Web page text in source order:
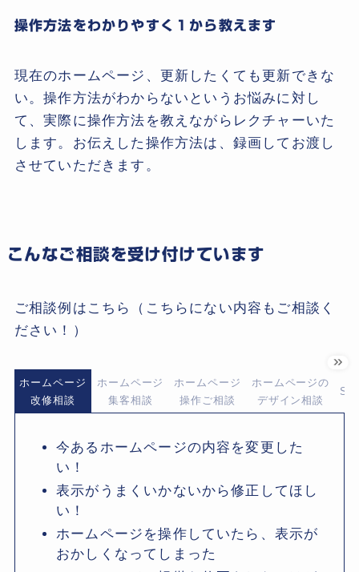
操作方法をわかりやすく１から教えます
現在のホームページ、更新したくても更新できな
い。操作方法がわからないというお悩みに対し
て、実際に操作方法を教えながらレクチャーいた
します。お伝えした操作方法は、録画してお渡し
させていただきます。
こんなご相談を受け付けています
ご相談例はこちら（こちらにない内容もご相談く
ださい！）
ホームページ
改修相談
ホームページ
集客相談
ホームページ
操作ご相談
ホームページの
デザイン相談
今あるホームページの内容を変更した
い！
表示がうまくいかないから修正してほし
い！
ホームページを操作していたら、表示が
おかしくなってしまった